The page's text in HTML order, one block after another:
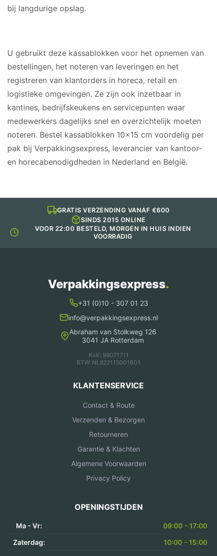
bij langdurige opslag.
U gebruikt deze kassablokken voor het opnemen van
bestellingen, het noteren van leveringen en het
registreren van klantorders in horeca, retail en
logistieke omgevingen. Ze zijn ook inzetbaar in
kantines, bedrijfskeukens en servicepunten waar
medewerkers dagelijks snel en overzichtelijk moeten
noteren. Bestel kassablokken 10×15 cm voordelig per
pak bij Verpakkingsexpress, leverancier van kantoor-
en horecabenodigdheden in Nederland en België.
GRATIS VERZENDING VANAF €600
SINDS 2015 ONLINE
VOOR 22:00 BESTELD, MORGEN IN HUIS INDIEN
VOORRADIG
Verpakkingsexpress.
+31 (0)10 - 307 01 23
info@verpakkingsexpress.nl
Abraham van Stolkweg 126
3041 JA Rotterdam
KvK: 99071711
BTW: NL822115001B01
KLANTENSERVICE
Contact & Route
Verzenden & Bezorgen
Retourneren
Garantie & Klachten
Algemene Voorwaarden
Privacy Policy
OPENINGSTIJDEN
Ma - Vr:
09:00 - 17:00
Zaterdag:
10:00 - 15:00